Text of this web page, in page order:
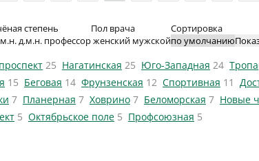
степень
д.м.н. профессор
Пол врача
женский мужской
Сортировка
25 Нагатинская 25 Юго-Западная 24
15 Беговая 14 Фрунзенская 12 Спортивная 11
7 Планерная 7 Ховрино 7 Беломорская 7 Новые
5 Октябрьское поле 5 Профсоюзная 5